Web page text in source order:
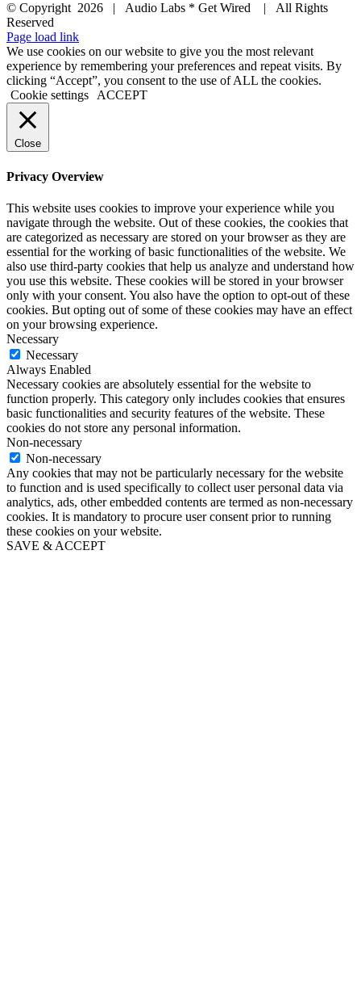
© Copyright 2026 | Audio Labs * Get Wired | All Rights
Reserved
Facebook
Instagram
YouTube
LinkedIn
X
Page load link
We use cookies on our website to give you the most relevant
experience by remembering your preferences and repeat visits. By
clicking “Accept”, you consent to the use of ALL the cookies.
Cookie settings ACCEPT
Close
Privacy Overview
This website uses cookies to improve your experience while you
navigate through the website. Out of these cookies, the cookies that
are categorized as necessary are stored on your browser as they are
essential for the working of basic functionalities of the website. We
also use third-party cookies that help us analyze and understand how
you use this website. These cookies will be stored in your browser
only with your consent. You also have the option to opt-out of these
cookies. But opting out of some of these cookies may have an effect
on your browsing experience.
Necessary
Necessary
Always Enabled
Necessary cookies are absolutely essential for the website to
function properly. This category only includes cookies that ensures
basic functionalities and security features of the website. These
cookies do not store any personal information.
Non-necessary
Non-necessary
Any cookies that may not be particularly necessary for the website
to function and is used specifically to collect user personal data via
analytics, ads, other embedded contents are termed as non-necessary
cookies. It is mandatory to procure user consent prior to running
these cookies on your website.
SAVE & ACCEPT